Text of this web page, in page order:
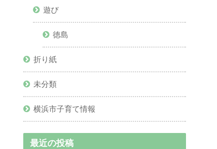
遊び
徳島
折り紙
未分類
横浜市子育て情報
最近の投稿